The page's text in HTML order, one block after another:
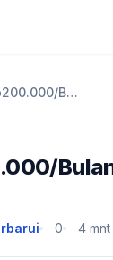
Sah! Bansos Rp200.000/Bulan + Rapelan 3 Bulan Cair...
0 4